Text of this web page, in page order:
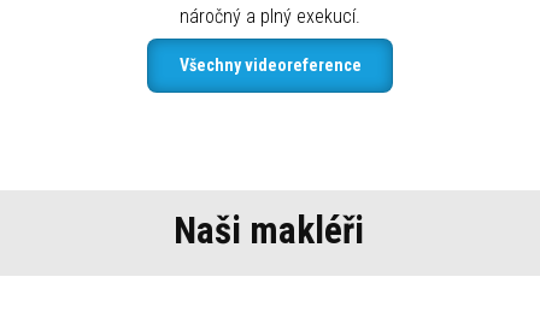
náročný a plný exekucí.
Všechny videoreference
Naši makléři